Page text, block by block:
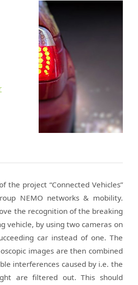
the project “Connected Vehicles”
NEMO networks & mobility.
the recognition of the breaking
vehicle, by using two cameras on
car instead of one. The
images are then combined
interferences caused by i.e. the
are filtered out. This should